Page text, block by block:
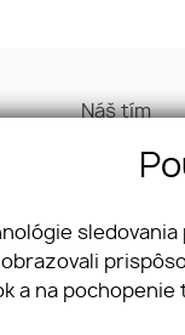
Náš tím
podmienky
Cookies
Kontakt
a na pochopenie